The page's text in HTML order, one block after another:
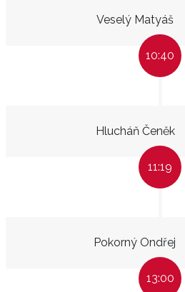
Veselý Matyáš
10:40
Hlucháň Čeněk
11:19
Pokorný Ondřej
13:00